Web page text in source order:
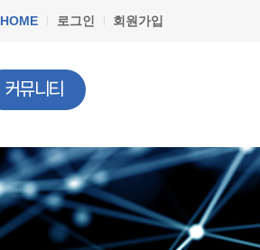
HOME 로그인 회원가입
커뮤니티
공지사항
질문과답변
청소년행사